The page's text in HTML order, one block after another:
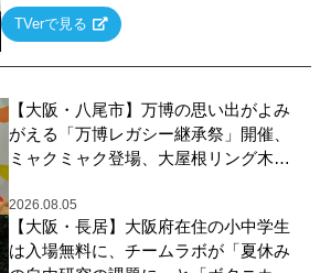
【大阪・八尾市】万博の思い出がよみ
がえる「万博レガシー継承祭」開催、
ミャクミャク登場、大屋根リング木材
展示も
2026.08.05
【大阪・長居】大阪府在住の小中学生
は入場無料に、チームラボが「夏休み
るテーマについて好き放題にちゃちゃを入れ
ていく関西色を前面に押し出したトークバラ
TVerで見る